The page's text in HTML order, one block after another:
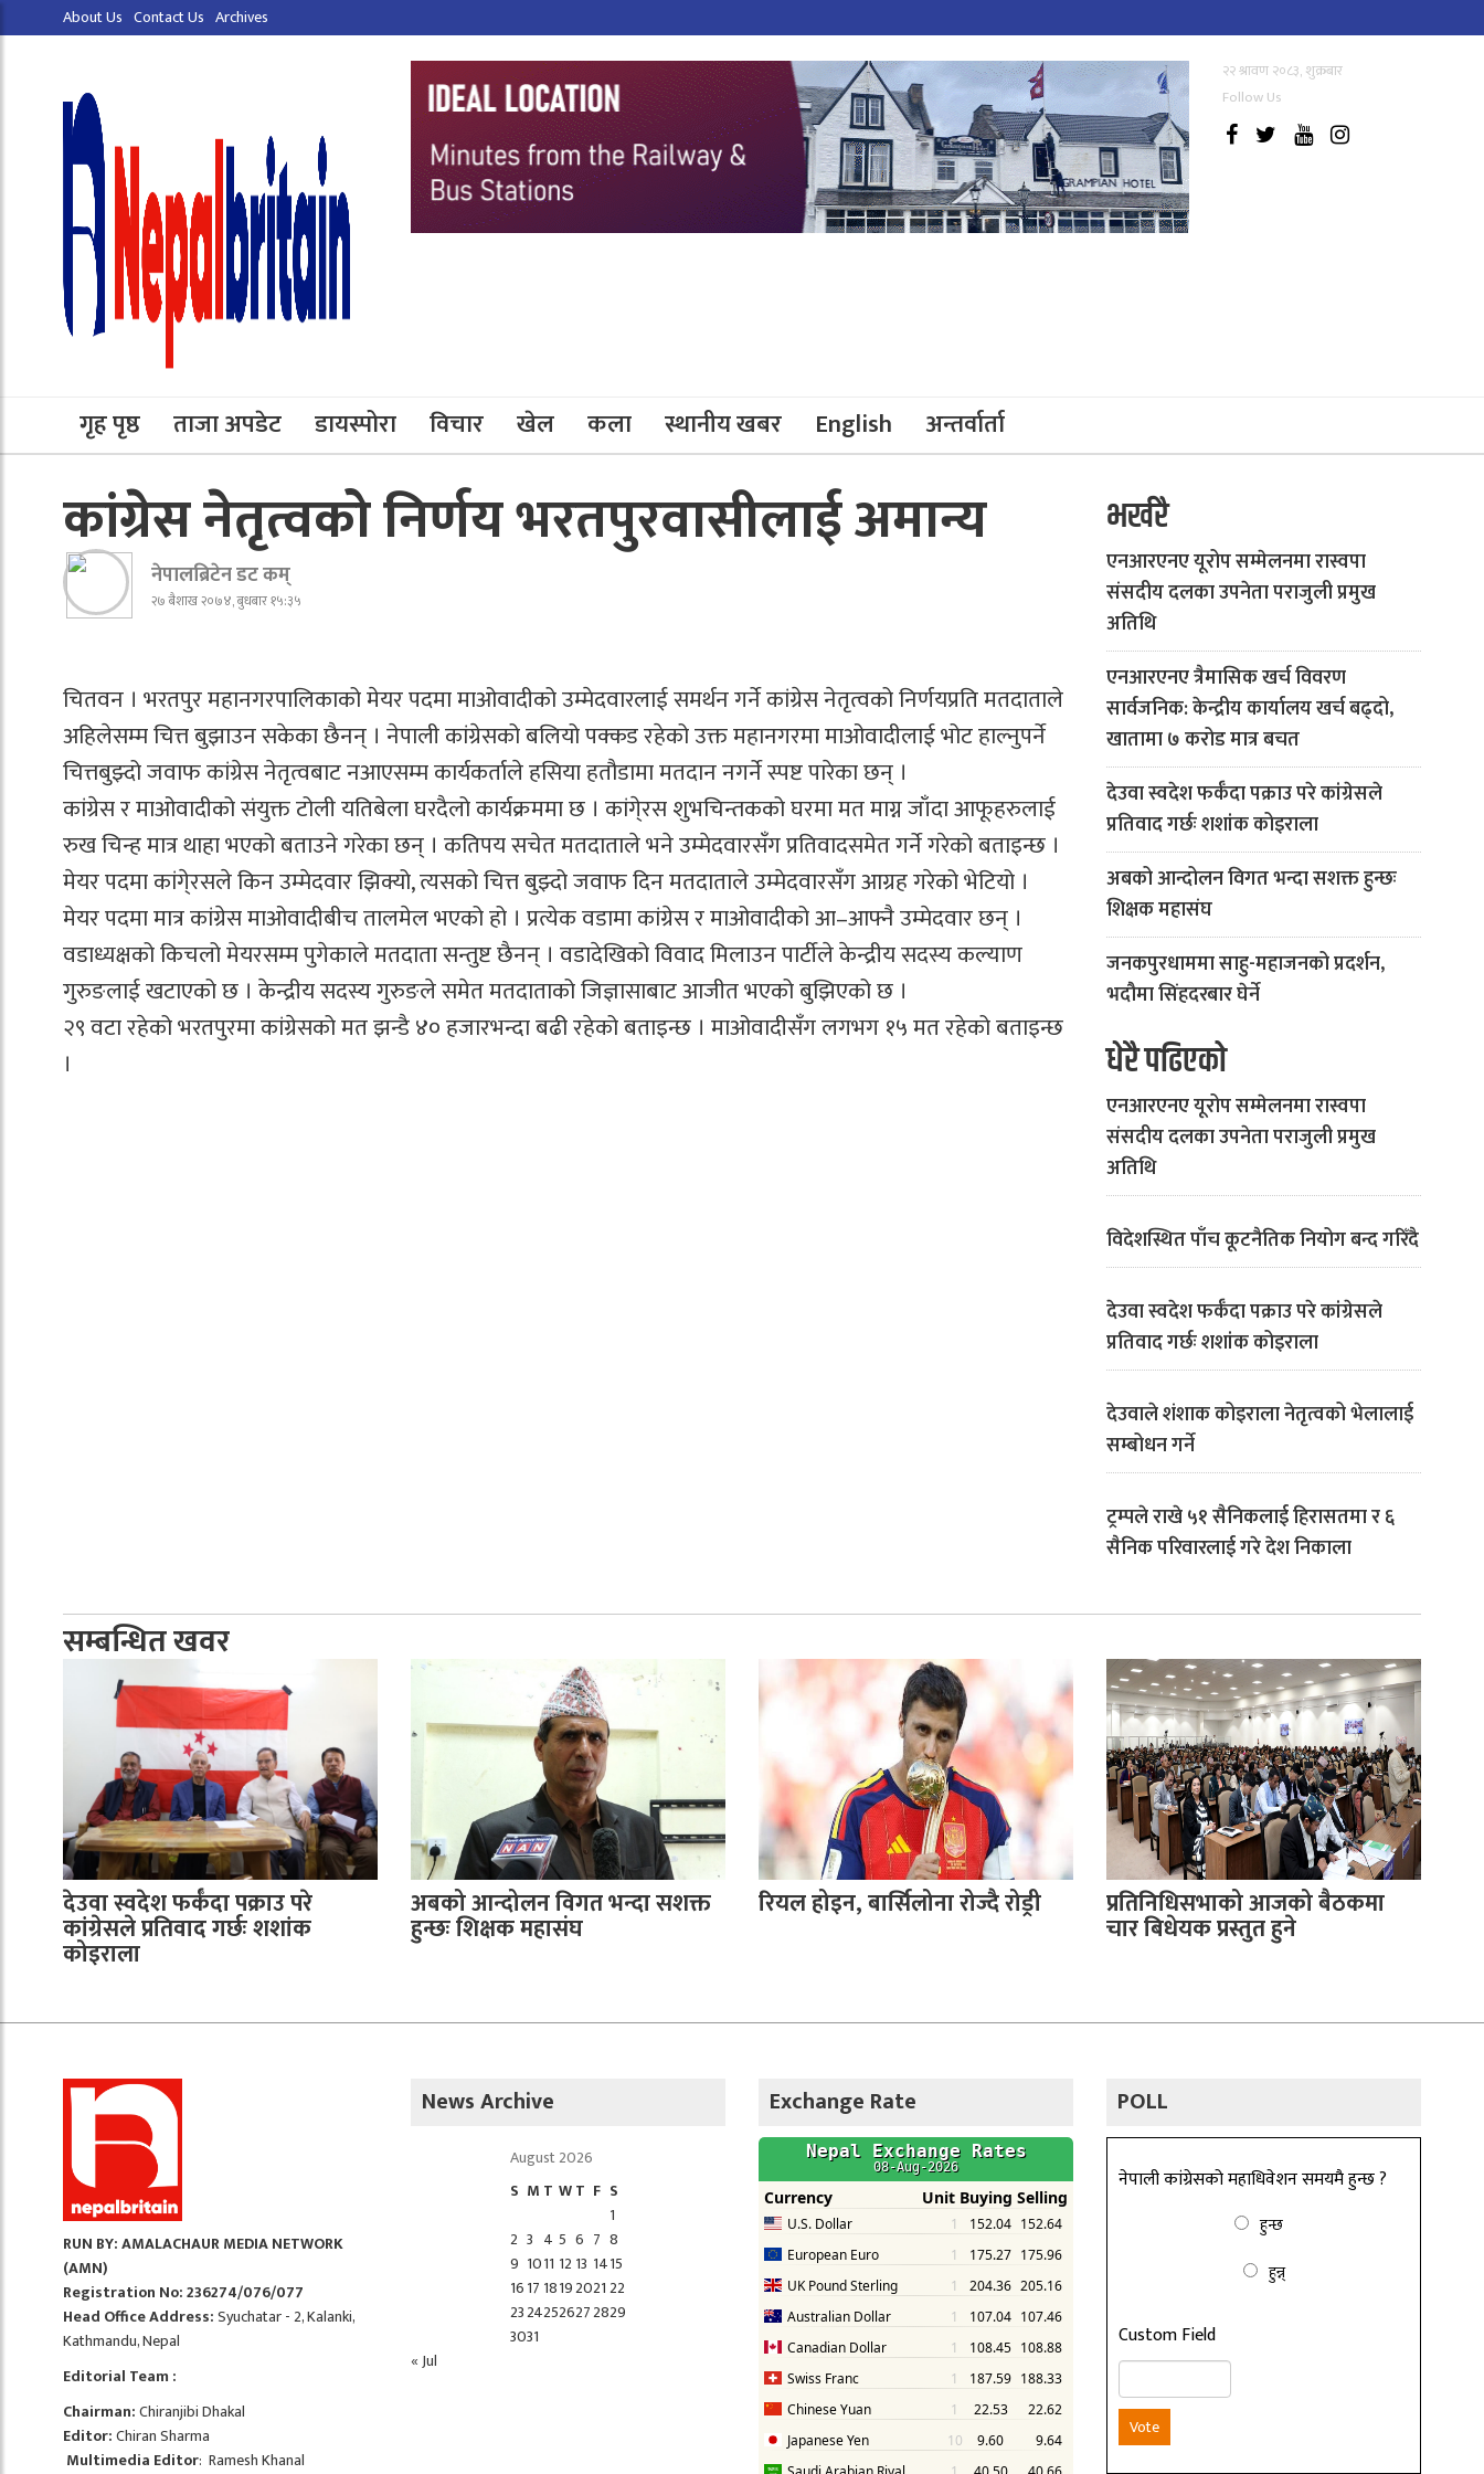
About Us Contact Us Archives
२२ श्रावण २०८३, शुक्रबार
Follow Us
गृह पृष्ठ ताजा अपडेट डायस्पोरा विचार खेल कला स्थानीय खबर English अन्तर्वार्ता
कांग्रेस नेतृत्वको निर्णय भरतपुरवासीलाई अमान्य
नेपालब्रिटेन डट कम्
२७ बैशाख २०७४, बुधबार १५:३५
चितवन । भरतपुर महानगरपालिकाको मेयर पदमा माओवादीको उम्मेदवारलाई समर्थन गर्ने कांग्रेस नेतृत्वको निर्णयप्रति मतदाताले
अहिलेसम्म चित्त बुझाउन सकेका छैनन् । नेपाली कांग्रेसको बलियो पक्कड रहेको उक्त महानगरमा माओवादीलाई भोट हाल्नुपर्ने
चित्तबुझ्दो जवाफ कांग्रेस नेतृत्वबाट नआएसम्म कार्यकर्ताले हसिया हतौडामा मतदान नगर्ने स्पष्ट पारेका छन् ।
कांग्रेस र माओवादीको संयुक्त टोली यतिबेला घरदैलो कार्यक्रममा छ । कांगे्रस शुभचिन्तकको घरमा मत माग्न जाँदा आफूहरुलाई
रुख चिन्ह मात्र थाहा भएको बताउने गरेका छन् । कतिपय सचेत मतदाताले भने उम्मेदवारसँग प्रतिवादसमेत गर्ने गरेको बताइन्छ ।
मेयर पदमा कांगे्रसले किन उम्मेदवार झिक्यो, त्यसको चित्त बुझ्दो जवाफ दिन मतदाताले उम्मेदवारसँग आग्रह गरेको भेटियो ।
मेयर पदमा मात्र कांग्रेस माओवादीबीच तालमेल भएको हो । प्रत्येक वडामा कांग्रेस र माओवादीको आ–आफ्नै उम्मेदवार छन् ।
वडाध्यक्षको किचलो मेयरसम्म पुगेकाले मतदाता सन्तुष्ट छैनन् । वडादेखिको विवाद मिलाउन पार्टीले केन्द्रीय सदस्य कल्याण
गुरुङलाई खटाएको छ । केन्द्रीय सदस्य गुरुङले समेत मतदाताको जिज्ञासाबाट आजीत भएको बुझिएको छ ।
२९ वटा रहेको भरतपुरमा कांग्रेसको मत झन्डै ४० हजारभन्दा बढी रहेको बताइन्छ । माओवादीसँग लगभग १५ मत रहेको बताइन्छ
।
भर्खरै
एनआरएनए यूरोप सम्मेलनमा रास्वपा
संसदीय दलका उपनेता पराजुली प्रमुख
अतिथि
एनआरएनए त्रैमासिक खर्च विवरण
सार्वजनिक: केन्द्रीय कार्यालय खर्च बढ्दो,
खातामा ७ करोड मात्र बचत
देउवा स्वदेश फर्कँदा पक्राउ परे कांग्रेसले
प्रतिवाद गर्छः शशांक कोइराला
अबको आन्दोलन विगत भन्दा सशक्त हुन्छः
शिक्षक महासंघ
जनकपुरधाममा साहु-महाजनको प्रदर्शन,
भदौमा सिंहदरबार घेर्ने
धेरै पढिएको
एनआरएनए यूरोप सम्मेलनमा रास्वपा
संसदीय दलका उपनेता पराजुली प्रमुख
अतिथि
विदेशस्थित पाँच कूटनैतिक नियोग बन्द गरिँदै
देउवा स्वदेश फर्कँदा पक्राउ परे कांग्रेसले
प्रतिवाद गर्छः शशांक कोइराला
देउवाले शंशाक कोइराला नेतृत्वको भेलालाई
सम्बोधन गर्ने
ट्रम्पले राखे ५१ सैनिकलाई हिरासतमा र ६
सैनिक परिवारलाई गरे देश निकाला
सम्बन्धित खवर
देउवा स्वदेश फर्कँदा पक्राउ परे
कांग्रेसले प्रतिवाद गर्छः शशांक
कोइराला
अबको आन्दोलन विगत भन्दा सशक्त
हुन्छः शिक्षक महासंघ
रियल होइन, बार्सिलोना रोज्दै रोड्री प्रतिनिधिसभाको आजको बैठकमा
चार बिधेयक प्रस्तुत हुने
RUN BY: AMALACHAUR MEDIA NETWORK
(AMN)
Registration No: 236274/076/077
Head Office Address:Syuchatar - 2, Kalanki,
Kathmandu, Nepal
Editorial Team :
Chairman:Chiranjibi Dhakal
Editor:Chiran Sharma
Multimedia Editor: Ramesh Khanal
News Archive
August 2026
S M T WT F S
1
2 3 4 5 6 7 8
9 1011 12 13 1415
1617 1819202122
23242526272829
3031
« Jul
Exchange Rate POLL
नेपाली कांग्रेसको महाधिवेशन समयमै हुन्छ ?
हुन्छ
हुन्न्
Custom Field
Vote